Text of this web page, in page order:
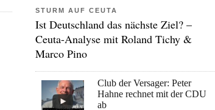
STURM AUF CEUTA
Ist Deutschland das nächste Ziel? –
Ceuta-Analyse mit Roland Tichy &
Marco Pino
Club der Versager: Peter
Hahne rechnet mit der CDU
ab